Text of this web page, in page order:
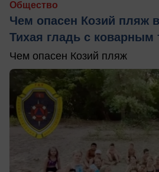
Общество
Чем опасен Козий пляж
Тихая гладь с коварным
Чем опасен Козий пляж